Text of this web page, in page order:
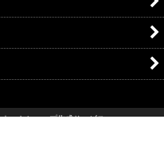
ネットショップ作成サービス